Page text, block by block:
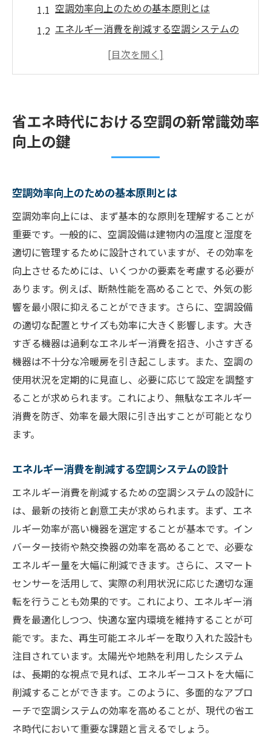
空調効率向上のための基本原則とは
エネルギー消費を削減する空調システムの
データ分析を活用した空調効率の最適化
効率向上を実現するための効果的な戦略
スマートセンサー技術の導入効果
AIによる空調制御の革新
省エネを実現するインバーター技術
IoTで空調設備をネットワーク化する利点
空調システムの自動化がもたらす効率向上
最新技術で空調効率を最大化する方法
空調効率向上のメリットエネルギー消費を抑え
る方法
エネルギーコスト削減のための実践的アプ
ローチ
環境負荷を軽減する空調効率の改善
空調効率向上で実現する長期的な経済効果
持続可能な経営を支える空調効率向上の取
組み
快適な環境を維持するための空調効率の新しい
考え方
空調効率と室内快適性のバランス
個別空調とエネルギー効率の関係
新たな空調システム設計の方向性
空調効率が室内環境に与える影響
柔軟な空調制御で快適性を向上させる
未来の空調効率を見据えた環境デザイン
省エネにつながる空調効率最新テクノロジーの
活用法
省エネ性能を最大化するための技術革新
空調効率を高めるためのテクノロジー選定
省エネ時代における空調の新常識効率
向上の鍵
空調効率向上のための基本原則とは
空調効率向上には、まず基本的な原則を理解することが
重要です。一般的に、空調設備は建物内の温度と湿度を
適切に管理するために設計されていますが、その効率を
向上させるためには、いくつかの要素を考慮する必要が
あります。例えば、断熱性能を高めることで、外気の影
響を最小限に抑えることができます。さらに、空調設備
の適切な配置とサイズも効率に大きく影響します。大き
すぎる機器は過剰なエネルギー消費を招き、小さすぎる
機器は不十分な冷暖房を引き起こします。また、空調の
使用状況を定期的に見直し、必要に応じて設定を調整す
ることが求められます。これにより、無駄なエネルギー
消費を防ぎ、効率を最大限に引き出すことが可能となり
ます。
エネルギー消費を削減する空調システムの設計
エネルギー消費を削減するための空調システムの設計に
は、最新の技術と創意工夫が求められます。まず、エネ
ルギー効率が高い機器を選定することが基本です。イン
バーター技術や熱交換器の効率を高めることで、必要な
エネルギー量を大幅に削減できます。さらに、スマート
センサーを活用して、実際の利用状況に応じた適切な運
転を行うことも効果的です。これにより、エネルギー消
費を最適化しつつ、快適な室内環境を維持することが可
能です。また、再生可能エネルギーを取り入れた設計も
注目されています。太陽光や地熱を利用したシステム
は、長期的な視点で見れば、エネルギーコストを大幅に
削減することができます。このように、多面的なアプロ
ーチで空調システムの効率を高めることが、現代の省エ
ネ時代において重要な課題と言えるでしょう。